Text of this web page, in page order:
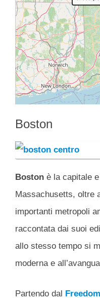
Boston
Boston è la capitale
Massachusetts, oltre
importanti metropoli
raccontata dai suoi
allo stesso tempo si
moderna e
Partendo dal